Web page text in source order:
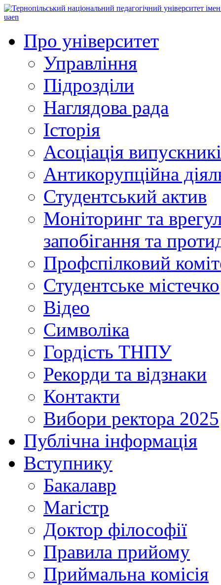
uaen
Про університет
Управління
Підрозділи
Наглядова рада
Історія
Асоціація
Антикорупційна
Студентський актив
Моніторинг та
запобігання та
Профспілковий
Студентське містечко
Відео
Символіка
Гордість ТНПУ
Рекорди та відзнаки
Контакти
Вибори ректора 2025
Публічна інформація
Вступнику
Бакалавр
Магістр
Доктор філософії
Правила прийому
Приймальна комісія